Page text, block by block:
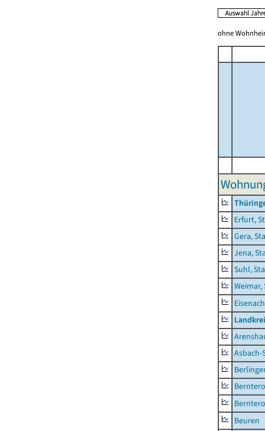
ohne
Erfurt,
Gera,
Jena,
Suhl,
Weimar,
Asbach-
Beuren